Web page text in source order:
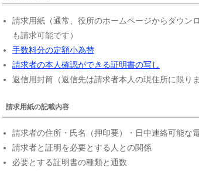
請求用紙（通常、役所のホームページからダウン
も請求可能です）
手数料分の定額小為替
請求者の本人確認ができる証明書の写し
返信用封筒（返信先は請求者本人の現住所に限り
請求用紙の記載内容
請求者の住所・氏名（押印要）・日中連絡可能な
請求者と証明を必要とする人との関係
必要とする証明書の種類と通数